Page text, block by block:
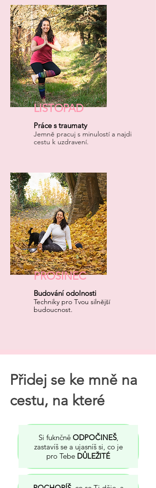
LISTOPAD
Práce s traumaty
Jemně pracuj s minulostí a najdi
cestu k uzdravení.
PROSINEC
Budování odolnosti
Techniky pro Tvou silnější
budoucnost.
Přidej se ke mně na
cestu, na které
Si fuknčně ODPOČINEŠ,
zastavíš se a ujasníš si, co je
pro Tebe DŮLEŽITÉ